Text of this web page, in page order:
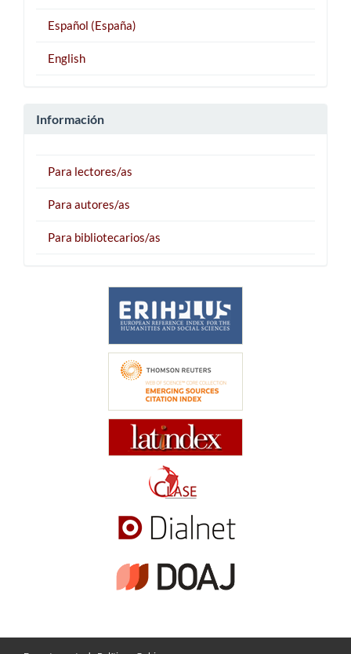
Español (España)
English
Información
Para lectores/as
Para autores/as
Para bibliotecarios/as